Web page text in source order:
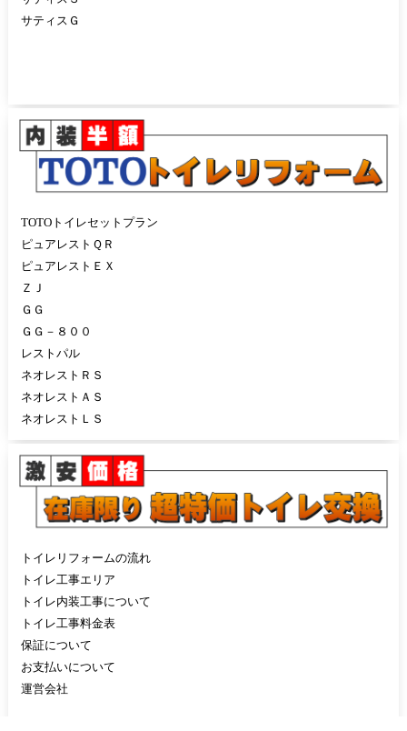
サティスＧ
TOTOトイレセットプラン
ピュアレストＱＲ
ピュアレストＥＸ
ＺＪ
ＧＧ
ＧＧ－８００
レストパル
ネオレストＲＳ
ネオレストＡＳ
ネオレストＬＳ
トイレリフォームの流れ
トイレ工事エリア
トイレ内装工事について
トイレ工事料金表
保証について
お支払いについて
運営会社